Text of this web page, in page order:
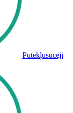
Putekļusūcēji